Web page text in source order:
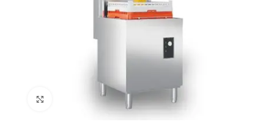
Клацніть, щоб збільшити